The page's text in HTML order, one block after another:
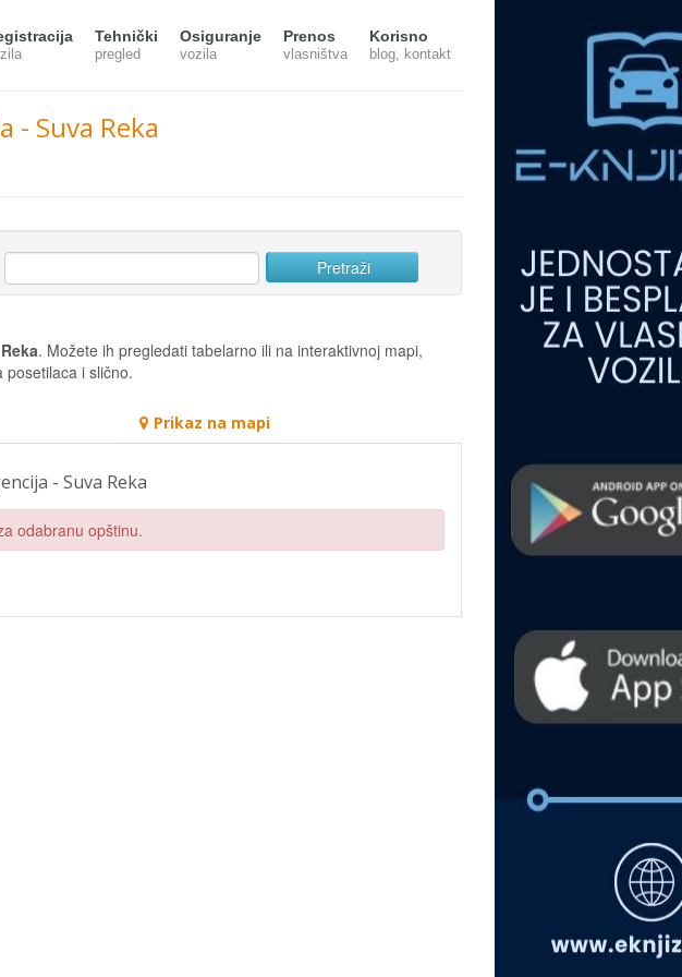
Tehnički
pregled
Osiguranje
vozila
Prenos
vlasništva
Korisno
blog, kontakt
- Suva Reka
. Možete ih pregledati tabelarno ili na interaktivnoj mapi,
i slično.
Prikaz na mapi
- Suva Reka
odabranu opštinu.